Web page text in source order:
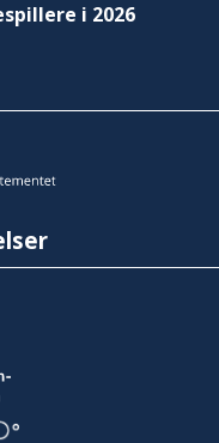
i 2026